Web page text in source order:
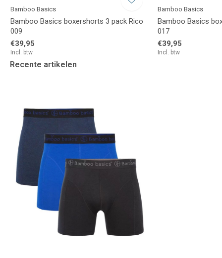
Bamboo Basics
Bamboo Basics boxershorts 3 pack Rico
009
€39,95
Incl. btw
Bamboo Basics
Bamboo Basics
017
€39,95
Incl. btw
Recente artikelen